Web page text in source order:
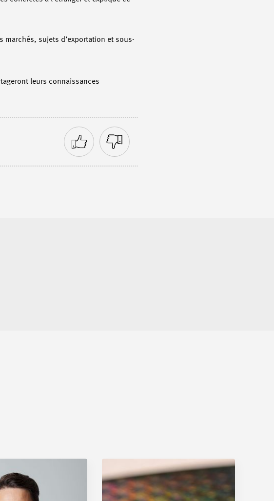
sujets d’exportation et sous-
leurs connaissances